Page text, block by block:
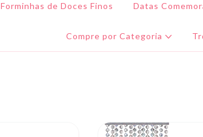
Forminhas de Doces Finos Datas
Compre por Categoria